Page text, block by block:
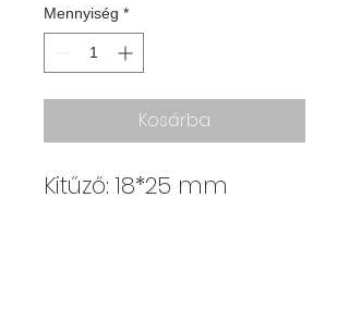
Mennyiség *
Kosárba
Kitűző: 18*25 mm